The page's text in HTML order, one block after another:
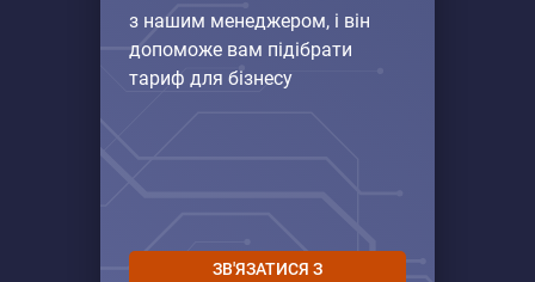
з нашим менеджером, і він
допоможе вам підібрати
тариф для бізнесу
ЗВ'ЯЗАТИСЯ З